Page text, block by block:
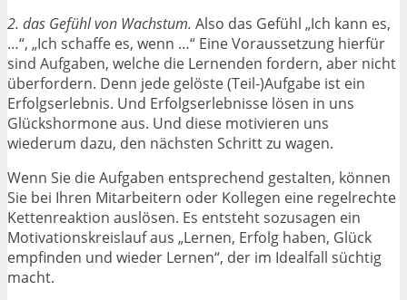
2. das Gefühl von Wachstum. Also das Gefühl „Ich kann es,
…“, „Ich schaffe es, wenn …“ Eine Voraussetzung hierfür
sind Aufgaben, welche die Lernenden fordern, aber nicht
überfordern. Denn jede gelöste (Teil-)Aufgabe ist ein
Erfolgserlebnis. Und Erfolgserlebnisse lösen in uns
Glückshormone aus. Und diese motivieren uns
wiederum dazu, den nächsten Schritt zu wagen.
Wenn Sie die Aufgaben entsprechend gestalten, können
Sie bei Ihren Mitarbeitern oder Kollegen eine regelrechte
Kettenreaktion auslösen. Es entsteht sozusagen ein
Motivationskreislauf aus „Lernen, Erfolg haben, Glück
empfinden und wieder Lernen“, der im Idealfall süchtig
macht.